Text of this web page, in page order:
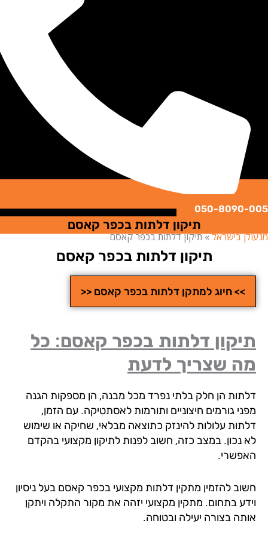
050-
תיקון דלתות בכפר קאסם
בישראל»תיקון דלתות בכפר קאסם
תיקון דלתות בכפר קאסם
>> חיוג למתקן דלתות בכפר קאסם <<
דלתות בכפר קאסם: כל
שצריך לדעת
הן חלק בלתי נפרד מכל מבנה, הן מספקות הגנה
גורמים חיצוניים ותורמות לאסתטיקה. עם הזמן,
עלולות להינזק כתוצאה מבלאי, שחיקה או שימוש
נכון. במצב כזה, חשוב לפנות לתיקון מקצועי בהקדם
להזמין מתקין דלתות מקצועי בכפר קאסם בעל ניסיון
בתחום. מתקין מקצועי יזהה את מקור התקלה ויתקן
בצורה יעילה ובטוחה.